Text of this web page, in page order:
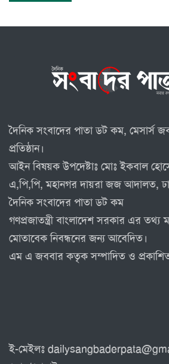
দৈনিক সংবাদের পাতা ডট কম, মেসার্স
প্রতিষ্ঠান।
আইন বিষয়ক উপদেষ্টাঃ মোঃ ইকবাল
এ,পি,পি, মহানগর দায়রা জজ আদালত,
দৈনিক সংবাদের পাতা ডট কম
গণপ্রজাতন্ত্রী বাংলাদেশ সরকার এর তথ্য
মোতাবেক নিবন্ধনের জন্য আবেদিত।
এম এ জববার কতৃক সম্পাদিত ও
ই-মেইলঃ